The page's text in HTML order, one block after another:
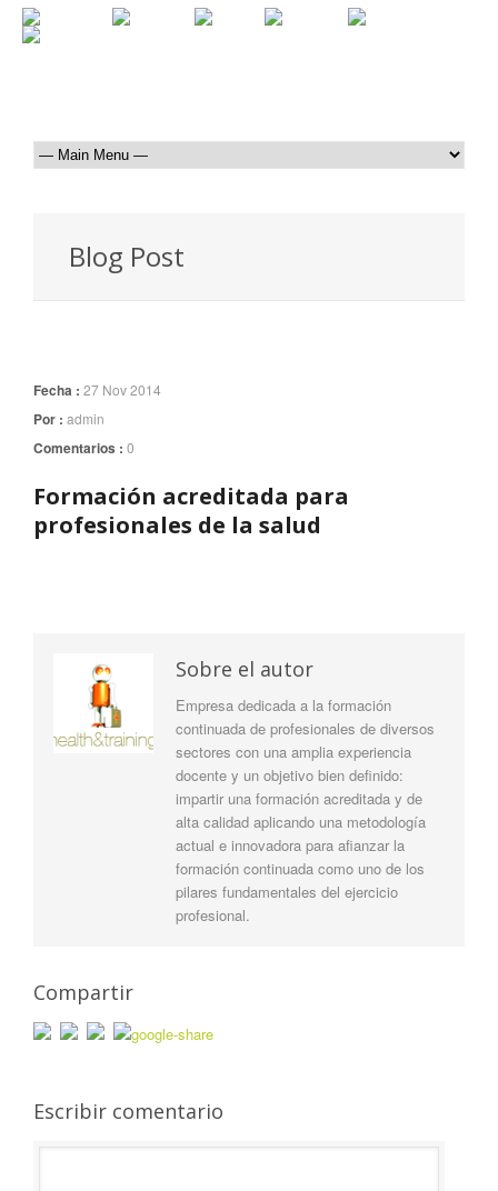
Blog Post
Fecha : 27 Nov 2014
Por : admin
Comentarios : 0
Formación acreditada para
profesionales de la salud
Sobre el autor
Empresa dedicada a la formación
continuada de profesionales de diversos
sectores con una amplia experiencia
docente y un objetivo bien definido:
impartir una formación acreditada y de
alta calidad aplicando una metodología
actual e innovadora para afianzar la
formación continuada como uno de los
pilares fundamentales del ejercicio
profesional.
Compartir
Escribir comentario